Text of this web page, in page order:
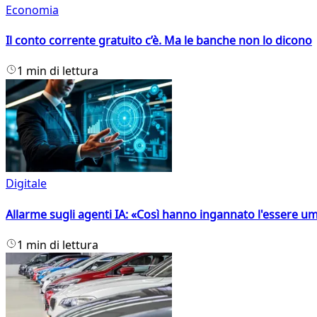
Economia
Il conto corrente gratuito c’è. Ma le banche non lo dicono
1 min di lettura
Digitale
Allarme sugli agenti IA: «Così hanno ingannato l'essere
1 min di lettura